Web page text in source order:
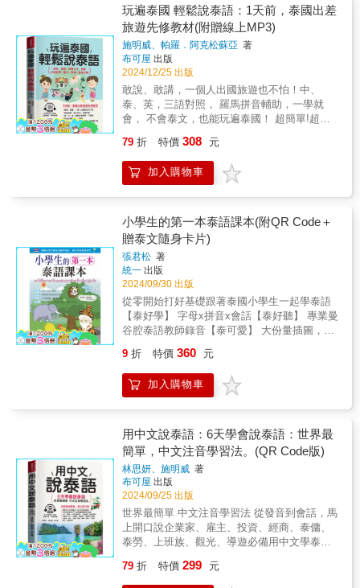
是你自學泰語的好幫手。◆請讀者注意錄音老
師的唸法，跟著老師的發音，才能講出最標準
的語調，反覆練習，自然說出一口純正的泰
語。
學，學習更加分喔！◎泰語旅遊會話卡有什
麼？‧交通、購物、餐飲、住宿等旅遊用語，超
實用！ 54張標準撲克牌涵蓋「交通」、
「住宿」、「餐飲」、「購物」、「玩樂」、
「打招呼」、「生活用語」等等必備的萬用
句，還有泰國著名景點！‧搭配注音符號輔助立
刻開口，超容易！ 每個泰語用語皆有注音
符號輔助發音，只要跟著讀照著唸，開口說泰
便！ 每張撲克牌都有精美插圖幫助記憶學
習，隨看隨記最方便！‧隨盒附泰語朗讀音檔QR
Code，超容易！ 附泰籍名師親錄標準泰語
朗讀音檔QR Code，隨掃即聽，搭配攜帶方便
的撲克牌，邊聽邊學超容易！◎是撲克牌也是
學習卡！ 打開撲克牌玩一玩！每張撲克牌
都有泰語、中文解釋，加上注音符號輔助發
音，讀一讀，跟著音檔，聽一聽，學習泰語一
點都不難！
別笑！邊聽邊學立刻跟著開口說 附上泰籍
名師親錄標準泰語朗讀音檔QR Code，輕輕一
掃，跟著音檔輕鬆學習，立即就能說出一口標
準的泰語！ 4.別笑！邊玩邊讀最快樂 拋棄
傳統的填鴨式痛苦死背硬記，一邊玩牌一邊記
憶，用最快樂的方式學泰語！ 5.別笑！隨身攜
帶最方便 標準撲克牌尺寸，好玩好順手，
最適合親戚朋友一起同樂！隨身攜帶真輕巧，
出國旅遊好實用！ 6.別笑！連老師也讚不絕口
由最熟稔東南亞語言的黃國祥老師所著，
學習性兼具，讓我們擺脫傳統枯燥的學習方
法，用最快樂的方式學習泰語吧！新版隨盒附
泰籍名師親錄標準泰語朗讀音檔QR Code，邊
卡有什麼？‧數字、購物、美食等生活單字，超
實用！ 54張標準撲克牌涵蓋「數字」、
「水果」、「購物清單」、「泰國料理」等四
大類必學泰語單字，隨身攜帶最輕巧，出國旅
遊最實用！‧搭配注音符號輔助立刻開口，超容
易！ 每個泰語單字皆有注音符號輔助發
音，只要跟著讀照著唸，開口說泰語最容易！‧
可愛插圖幫助對照、記憶，超方便！ 每張
最方便！‧隨盒附泰語朗讀音檔QR Code，超容
Code，隨掃即聽，搭配攜帶方便的撲克牌，邊
聽邊學超容易！◎是撲克牌也是學習卡！
打開撲克牌玩一玩！每張撲克牌都有泰語、中
文解釋，加上注音符號輔助發音，讀一讀，跟
著音檔，聽一聽，學習泰語一點都不難！
玩遍泰國 輕鬆說泰語：1天前，泰國出差
旅遊先修教材(附贈線上MP3)
施明威、帕羅．阿克松蘇亞 著
布可屋 出版
2024/12/25 出版
敢說、敢講，一個人出國旅遊也不怕！中、
泰、英，三語對照， 羅馬拼音輔助，一學就
會， 不會泰文，也能玩遍泰國！ 超簡單!超實
自在。鄧麗君在清邁香消玉殞的關係，清邁是
泰國第二大城市，因此成為除了曼谷之外，華
人去泰國最愛的旅遊勝地。鄧麗君是廣受華人
達到近120萬人；也有很多華人到這裡創業、移
民，知名藝人淩峰也移民到這裡定居多年。此
外，泰國的芭達雅、普吉島和泰式按摩，也都
深受大家喜愛，走吧！用簡單泰語到泰國去走
走！【本書特色】◆單字簡單、句子簡短，簡
單易學，◆好用好說，馬上和泰國人聊開來，
◆現學現用，隨心所欲，吃喝玩樂◆泰、中、
英、羅馬拼音對照，三語通◆旅游、生活必備
會話，一指通◆附線上MP3，躺著聽．躺著
學，泰語開口說◆旅遊、導遊、赴泰工作、創
立即開口說泰語】‧羅馬拼音對照，一學即會。‧
隨句英文翻譯，中、英、泰會話，一次學會，
全球人都可學。‧翻開本書，立刻終結你的煩
在】‧想問路，只能比手畫腳?‧想血拼，不知如
何殺價?‧想喝咖啡，有口難言?‧好不容易到了泰
國，卻因為語言不通，玩得不盡興?【以旅遊、
生活必備的實用例句為編寫原則】‧根據購物、
餐飲、住宿、交通、娛樂等不同的情境、場景
分類，方便讀者學習與查閱。‧每個例句均包含
中文、泰語、羅馬拼音及英語，懂中文的人，
可以用看的，學泰語的人，可以用說的，無論
國人，或老外溝通。【赴泰最佳隨身寶】‧1天
79 折 特價 308 元
加入購物車
小學生的第一本泰語課本(附QR Code＋
贈泰文隨身卡片)
張君松 著
統一 出版
2024/09/30 出版
從零開始打好基礎跟著泰國小學生一起學泰語
【泰好學】 字母x拼音x會話【泰好聽】 專業曼
谷腔泰語教師錄音【泰可愛】 大份量插圖，越
字／顏色／水果)本書5大特點：1『泰文字加大
更好學』看到毛毛蟲文字就緊張嗎？本書特別
將泰文字體加大，讓初學者閱讀泰文字更容
教師，將教學精華統一整理，聯合編輯而成。
3『泰語．華語對照錄音』由四位專業泰語教師
錄音和一位華語教師錄音，泰語發音為純正泰
國曼谷腔。大份量錄音時間兩小時四十六分。
會話錄音第一次慢速度，第二次正常速度。
4『最適合自學的泰語入門教材』「第一篇字母
篇」認識泰文字母及寫出漂亮泰文字。「第二
篇拼音篇」以實用的生詞來做拼讀練習，短期
即可看到字就會輕鬆開口唸出來。「第三篇會
話篇」本單元收錄會話→生詞→句型→常用句
9 折 特價 360 元
加入購物車
用中文說泰語：6天學會說泰語：世界最
簡單，中文注音學習法。(QR Code版)
林思妍、施明威 著
布可屋 出版
2024/09/25 出版
世界最簡單 中文注音學習法 從發音到會話，馬
上開口說企業家、雇主、投資、經商、泰傭、
泰勞、上班族、觀光、導遊必備用中文學泰
鐘，1口氣學會躺著聽．躺著學，輕鬆開口說泰
語◆泰國將成亞洲新經濟發展中心！近來，微
79 折 特價 299 元